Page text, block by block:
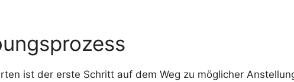
ist der erste Schritt auf dem Weg zu möglicher